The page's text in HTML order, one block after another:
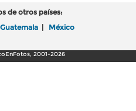
de otros países:
Guatemala | México
2001-2026